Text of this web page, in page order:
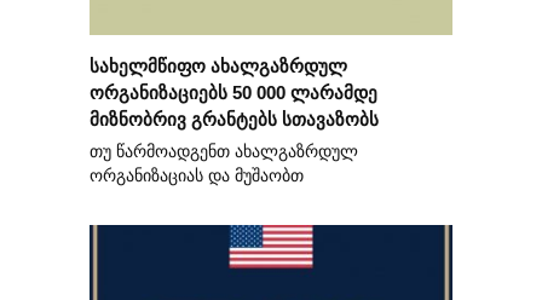
სახელმწიფო ახალგაზრდულ
ორგანიზაციებს 50 000 ლარამდე
მიზნობრივ გრანტებს სთავაზობს
თუ წარმოადგენთ ახალგაზრდულ
ორგანიზაციას და მუშაობთ